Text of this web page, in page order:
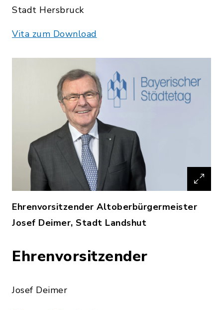
Stadt Hersbruck
Vita zum Download
Ehrenvorsitzender Altoberbürgermeister
Josef Deimer, Stadt Landshut
Ehrenvorsitzender
Josef Deimer